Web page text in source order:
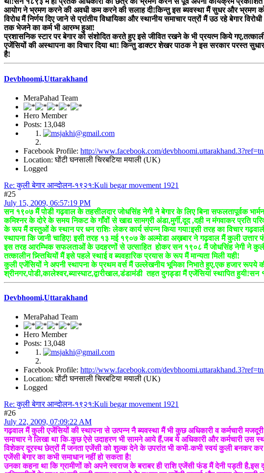
आयोग ने भ्रमण करने की अवधी कम करने की सलाह दी!किन्तु इस ब्यवस्था मैं सुधर और भ्रमण को
विरोध मैं निर्णय दिए जाने से प्रांतीय विधायिका और स्थानीय समाचार पत्रों मैं उठ रहे बेगार
तक भेजने का कर्म भी आरम्भ हुआ!
प्रशासनिक स्टार पर बेगार को संशोदित करते हुए इसे जीवित रखने के भी प्रयत्न किये
एजेंसियों की अस्थापना का विचार दिया था! किन्तु डाक्टर शेखर पाठक ने इस सरकार परस्त
है!
Devbhoomi,Uttarakhand
MeraPahad Team
Hero Member
Posts: 13,048
Facebook Profile: http://www.facebook.com/
Location: घोंटी घनसाली चिरबटिया मयाली (UK)
Logged
Re: कुली बेगार आन्दोलन-१९२१:Kuli begar movement 1921
#25
July 15, 2009, 06:57:19 PM
सन १९०७ मैं पोडी गढ़वाल के तहसीलदार जोधसिंह नेगी ने बेगार के लिए बिना सफलतापूर्वक
कमिश्नर के दोरे के समय निकट के गाँवों से खाद्य सामग्री अंडा,मुर्गी,दूद ,दही न मंगवाकर प्रति
के रूप मैं वस्तुओं के स्थान पर धन राशिः लेकर कार्य संपन्न किया गया!इसी तरह का विचार
स्थापना कि जानी चाहिए! इसी तरह १३ मई १९०७ के अल्मोडा अख़बार ने गढ़वाल मैं कुली उत्तार
इस तरह आरम्भिक सफलताओं के उदहरणों से उत्साहित होकर सन १९०८ मैं जोधसिंह नेगी ने
तत्कालीन प्र्स्तिथियों मैं इसे पहले स्थाई व ब्यवहारिक प्रयास के रूप मैं मान्यता मिली यही!
कुली एजेंसियों ने अपनी स्थापना के प्रथम वर्स मैं उल्लेखनीय भूमिका निभाते हुए,एक हजार
श्रीनगर,पोडी,कालेश्वर,ब्यास्घाट,द्वारीखाल,डंडामंडी तहत दुगड्डा मैं एजेंसियां स्थापित
Devbhoomi,Uttarakhand
MeraPahad Team
Hero Member
Posts: 13,048
Facebook Profile: http://www.facebook.com/
Location: घोंटी घनसाली चिरबटिया मयाली (UK)
Logged
Re: कुली बेगार आन्दोलन-१९२१:Kuli begar movement 1921
#26
July 22, 2009, 07:09:22 AM
गढ़वाल मैं कुली एजेंसियों की स्थापना से उत्पन्न नै ब्यवस्था मैं भी कुछ अधिकारी व कर्मचारी
समाचार ने लिखा था कि-कुछ ऐसे उदाहरण भी सामने आये हैं,जब ये अधिकारी और कर्मचारी उस
विशेकर दूरस्थ छेत्रों मैं जनता एजेंसी को शुल्क देने के उपरांत भी कभी-कभी स्वयं कुली बनकर कर
एजेंसी बेगार का कभी समाधान नहीं हो सकता है!
उनका कहना था कि ग्रामीणों को अपने स्वराज के बराबर ही राशि एजेंसी फंड मैं देनी पड़ती